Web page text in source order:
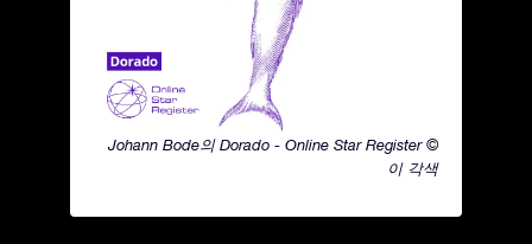
Johann Bode의 Dorado - Online Star Register ©
이 각색